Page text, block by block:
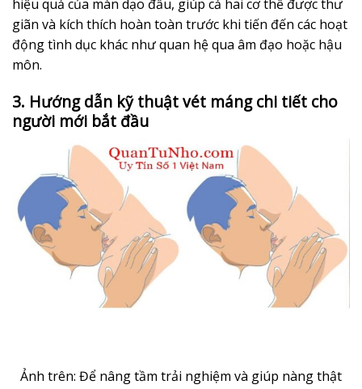
hiệu quả của màn dạo đầu, giúp cả hai cơ thể được thư
giãn và kích thích hoàn toàn trước khi tiến đến các hoạt
động tình dục khác như quan hệ qua âm đạo hoặc hậu
môn.
3. Hướng dẫn kỹ thuật vét máng chi tiết cho
người mới bắt đầu
Ảnh trên: Để nâng tầm trải nghiệm và giúp nàng thật